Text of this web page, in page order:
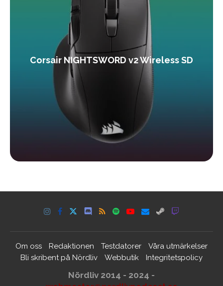
Corsair NIGHTSWORD v2 Wireless SD
Om oss Redaktionen Testdatorer
Våra utmärkelser
Bli skribent på Nördliv
Webbutik Integritetspolicy
Nördliv 2014 - 2024 -